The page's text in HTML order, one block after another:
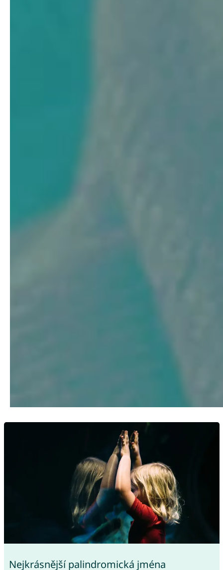
Nejkrásnější palindromická jména